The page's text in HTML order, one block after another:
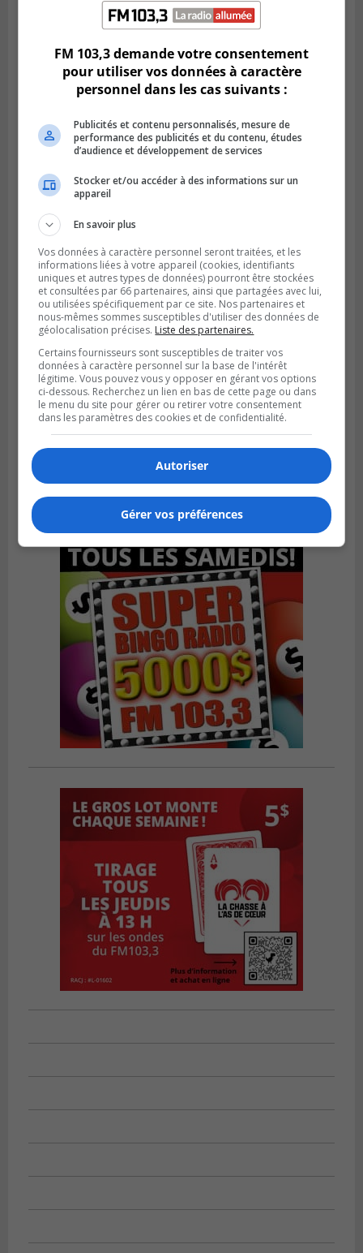
Publié le 6 août 2026 à 11h58
Des jeunes ciblent la Montérégie pour
le Défi écrou de roue
Publié le 6 août 2026 à 05h39
La grenade du camping du lac Cristal était
inoffensive
FM 103,3 demande votre consentement
pour utiliser vos données à caractère
personnel dans les cas suivants :
Publicités et contenu personnalisés, mesure de
performance des publicités et du contenu, études
d’audience et développement de services
Stocker et/ou accéder à des informations sur un
appareil
En savoir plus
Vos données à caractère personnel seront traitées, et les
informations liées à votre appareil (cookies, identifiants
uniques et autres types de données) pourront être stockées
et consultées par 66 partenaires, ainsi que partagées avec lui,
ou utilisées spécifiquement par ce site. Nos partenaires et
nous-mêmes sommes susceptibles d'utiliser des données de
géolocalisation précises. Liste des partenaires.
Certains fournisseurs sont susceptibles de traiter vos
données à caractère personnel sur la base de l'intérêt
légitime. Vous pouvez vous y opposer en gérant vos options
ci-dessous. Recherchez un lien en bas de cette page ou dans
le menu du site pour gérer ou retirer votre consentement
dans les paramètres des cookies et de confidentialité.
Autoriser
Gérer vos préférences